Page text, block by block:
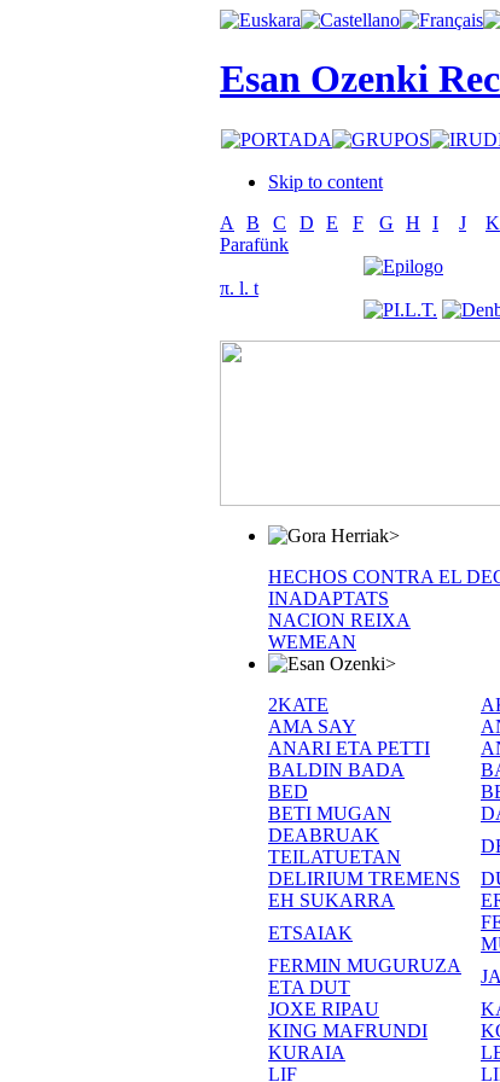
Esan Ozenki
Skip to content
A
B C D E F G H I J K
Parafünk
π. l. t
>
HECHOS CONTRA EL
INADAPTATS
NACION REIXA
WEMEAN
>
2KATE
AMA SAY
ANARI ETA PETTI
BALDIN BADA
BED
BETI MUGAN
DEABRUAK
TEILATUETAN
DELIRIUM TREMENS
EH SUKARRA
ETSAIAK
FERMIN MUGURUZA
ETA DUT
JOXE RIPAU
KING MAFRUNDI
KURAIA
LIF